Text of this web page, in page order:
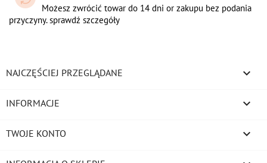
Możesz zwrócić towar do 14 dni or zakupu bez podania
przyczyny. sprawdź szczegóły
NAJCZĘŚCIEJ PRZEGLĄDANE 
INFORMACJE 
TWOJE KONTO 